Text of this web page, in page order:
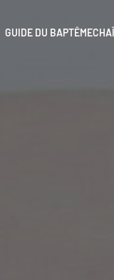
GUIDE DU BAPTÊME